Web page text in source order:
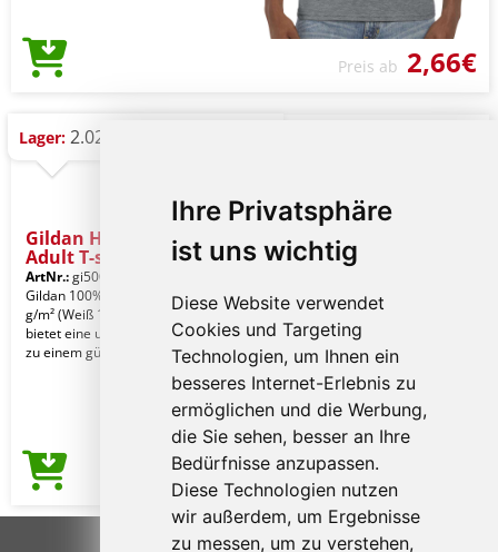
Ihre Privatsphäre
ist uns wichtig
Diese Website verwendet
Cookies und Targeting
Technologien, um Ihnen ein
besseres Internet-Erlebnis zu
ermöglichen und die Werbung,
die Sie sehen, besser an Ihre
Bedürfnisse anzupassen.
Diese Technologien nutzen
wir außerdem, um Ergebnisse
zu messen, um zu verstehen,
Preis ab 2,66€
Lager: 2.027 St.
Gildan Heavy Cotton™
Adult T-s
ArtNr.:gi5000as-m
Gildan 100% US-Baumwolle, 180,0
g/m² (Weiß 170,0 g/m²). Heavy Cotton
bietet eine umfangreiche Farbpalette
zu einem güns
Preis ab